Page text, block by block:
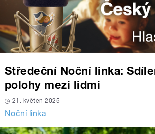
Středeční Noční linka:
polohy mezi lidmi
21. květen 2025
Noční linka